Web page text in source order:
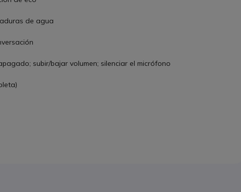
de agua
subir/bajar volumen; silenciar el micrófono